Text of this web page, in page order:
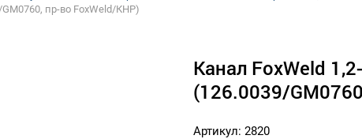
пр-во FoxWeld/КНР)
Канал FoxWeld
(126.0039/
Артикул: 2820